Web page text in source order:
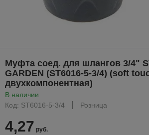
Муфта соед. для шлангов 3/4"
GARDEN (ST6016-5-3/4) (soft
двухкомпонентная)
В наличии
Код: ST6016-5-3/4
Розница
4,27 руб.